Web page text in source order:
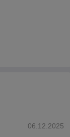
06.12.2025